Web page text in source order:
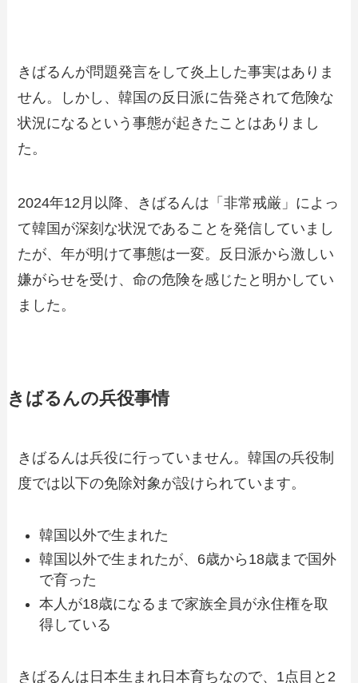
きばるんが問題発言をして炎上した事実はありま
せん。しかし、韓国の反日派に告発されて危険な
状況になるという事態が起きたことはありまし
た。
2024年12月以降、きばるんは「非常戒厳」によっ
て韓国が深刻な状況であることを発信していまし
たが、年が明けて事態は一変。反日派から激しい
嫌がらせを受け、命の危険を感じたと明かしてい
ました。
きばるんの兵役事情
きばるんは兵役に行っていません。韓国の兵役制
度では以下の免除対象が設けられています。
韓国以外で生まれた
韓国以外で生まれたが、6歳から18歳まで国外
で育った
本人が18歳になるまで家族全員が永住権を取
得している
きばるんは日本生まれ日本育ちなので、1点目と2